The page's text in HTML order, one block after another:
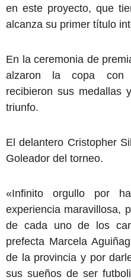
en este proyecto, que
alcanza su primer título
En la ceremonia de
alzaron la copa con
recibieron sus medallas
triunfo.
El delantero Cristopher
Goleador del torneo.
«Infinito orgullo por
experiencia maravillosa,
de cada uno de los
prefecta Marcela
de la provincia y por
sus sueños de ser